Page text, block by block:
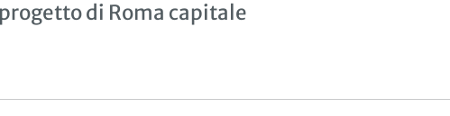
di Roma capitale